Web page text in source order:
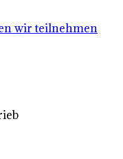
wir teilnehmen